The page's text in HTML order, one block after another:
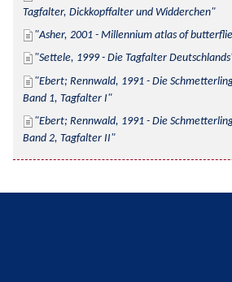
Tagfalter, Dickkopffalter und Widderchen
Asher, 2001 - Millennium atlas of
Settele, 1999 - Die Tagfalter Deutschlands
Ebert; Rennwald, 1991 - Die
Band 1, Tagfalter I
Ebert; Rennwald, 1991 - Die
Band 2, Tagfalter II